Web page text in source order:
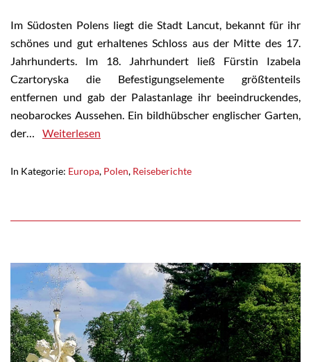
Im Südosten Polens liegt die Stadt Lancut, bekannt für ihr
schönes und gut erhaltenes Schloss aus der Mitte des 17.
Jahrhunderts. Im 18. Jahrhundert ließ Fürstin Izabela
Czartoryska die Befestigungselemente größtenteils
entfernen und gab der Palastanlage ihr beeindruckendes,
neobarockes Aussehen. Ein bildhübscher englischer Garten,
der…
Weiterlesen
In Kategorie: Europa, Polen, Reiseberichte